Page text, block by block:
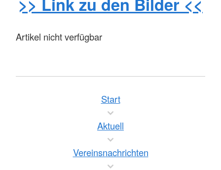
Artikel nicht verfügbar
Start
Aktuell
Vereinsnachrichten